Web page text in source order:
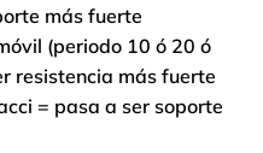
más fuerte
(periodo 10 ó 20 ó
resistencia más fuerte
= pasa a ser soporte